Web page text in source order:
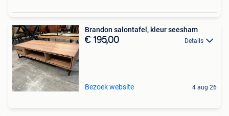
Brandon salontafel, kleur seesham
€ 195,00 Details
Bezoek website 4 aug 26